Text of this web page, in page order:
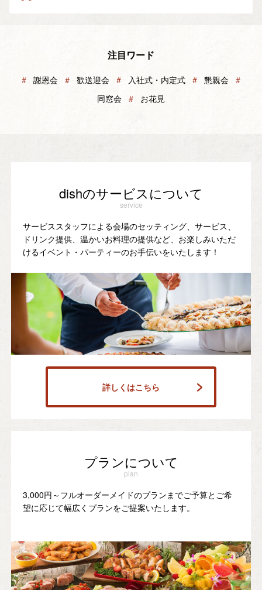
注目ワード
＃ 謝恩会 ＃ 歓送迎会 ＃ 入社式・内定式 ＃ 懇親会 ＃
同窓会 ＃ お花見
dishのサービスについて
service
サービススタッフによる会場のセッティング、サービス、
ドリンク提供、温かいお料理の提供など、お楽しみいただ
けるイベント・パーティーのお手伝いをいたします！
詳しくはこちら
プランについて
plan
3,000円～フルオーダーメイドのプランまでご予算とご希
望に応じて幅広くプランをご提案いたします。